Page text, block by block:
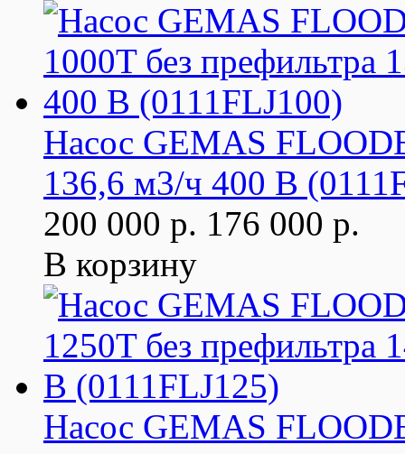
Насос GEMAS
136,6 м3/ч 400 В
200 000 р. 176 000 р.
В корзину
Насос GEMAS